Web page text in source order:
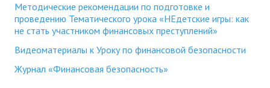
Методические рекомендации по подготовке и
проведению Тематического урока «НЕдетские игры: как
не стать участником финансовых преступлений»
Видеоматериалы к Уроку по финансовой безопасности
Журнал «Финансовая безопасность»